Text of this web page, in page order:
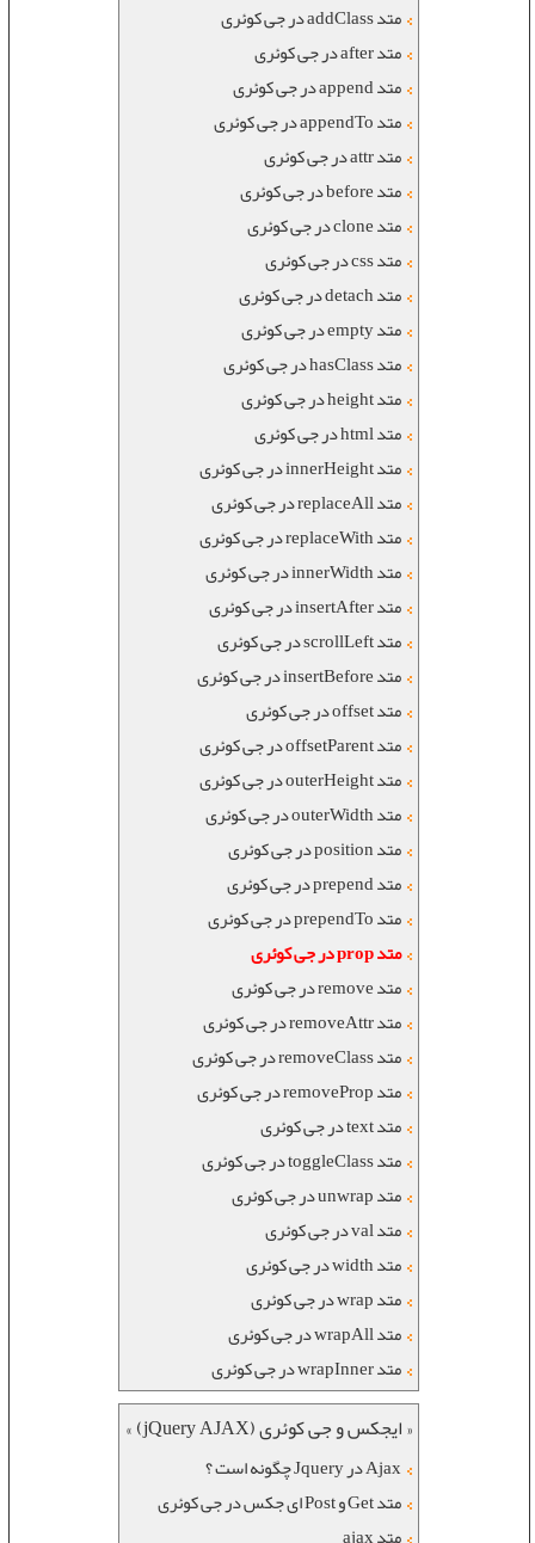
متد addClass در جی کوئری
متد after در جی کوئری
متد append در جی کوئری
متد appendTo در جی کوئری
متد attr در جی کوئری
متد before در جی کوئری
متد clone در جی کوئری
متد css در جی کوئری
متد detach در جی کوئری
متد empty در جی کوئری
متد hasClass در جی کوئری
متد height در جی کوئری
متد html در جی کوئری
متد innerHeight در جی کوئری
متد replaceAll در جی کوئری
متد replaceWith در جی کوئری
متد innerWidth در جی کوئری
متد insertAfter در جی کوئری
متد scrollLeft در جی کوئری
متد insertBefore در جی کوئری
متد offset در جی کوئری
متد offsetParent در جی کوئری
متد outerHeight در جی کوئری
متد outerWidth در جی کوئری
متد position در جی کوئری
متد prepend در جی کوئری
متد prependTo در جی کوئری
متد prop در جی کوئری
متد remove در جی کوئری
متد removeAttr در جی کوئری
متد removeClass در جی کوئری
متد removeProp در جی کوئری
متد text در جی کوئری
متد toggleClass در جی کوئری
متد unwrap در جی کوئری
متد val در جی کوئری
متد width در جی کوئری
متد wrap در جی کوئری
متد wrapAll در جی کوئری
متد wrapInner در جی کوئری
« ایجکس و جی کوئری (jQuery AJAX) »
Ajax در Jquery چگونه است ؟
متد Get و Post ای جکس در جی کوئری